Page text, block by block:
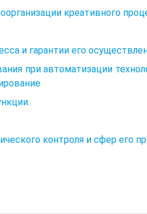
креативного
и гарантии его
при автоматизации
контроля и сфер его